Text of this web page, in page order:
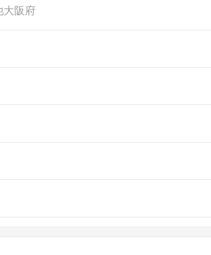
大阪府